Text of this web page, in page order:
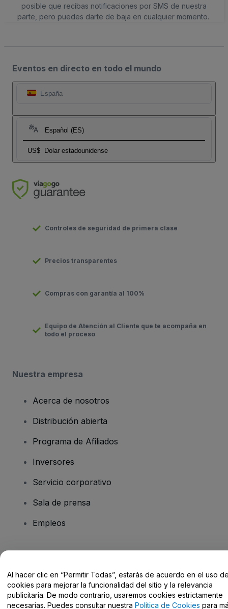
posible que recibas notificaciones por SMS de nuestra
parte, pero puedes darte de baja en cualquier momento.
Eventos en directo en todo el mundo
España
Español (ES)
US$ Dolar estadounidense
Controles de seguridad de primera clase
Precios transparentes
Compras con garantía al 100%
Equipo de Atención al Cliente que te acompaña en
todo el proceso
Nuestra empresa
Acerca de nosotros
Distribución abierta
Programa de Afiliados
Inversores
Servicio corporativo
Sala de prensa
Empleos
Centro de Ayuda / Contacto
Al hacer clic en “Permitir Todas”, estarás de acuerdo en el uso
cookies para mejorar la funcionalidad del sitio y la relevancia
publicitaria. De modo contrario, usaremos cookies estrictamente
necesarias. Puedes consultar nuestra Política de Cookies para